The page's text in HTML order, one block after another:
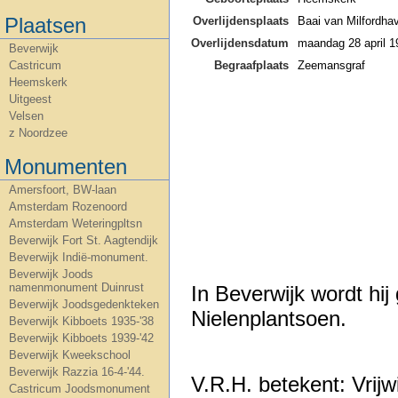
Plaatsen
Beverwijk
Castricum
Heemskerk
Uitgeest
Velsen
z Noordzee
Monumenten
Amersfoort, BW-laan
Amsterdam Rozenoord
Amsterdam Weteringpltsn
Beverwijk Fort St. Aagtendijk
Beverwijk Indië-monument.
Beverwijk Joods
namenmonument Duinrust
Beverwijk Joodsgedenkteken
Beverwijk Kibboets 1935-'38
Beverwijk Kibboets 1939-'42
Beverwijk Kweekschool
Beverwijk Razzia 16-4-'44.
Castricum Joodsmonument
Overlijdensplaats
Baai van
Overlijdensdatum
maandag 28 april
Begraafplaats
Zeemansgraf
In Beverwijk wordt
Nielenplantsoen.
V.R.H. betekent: